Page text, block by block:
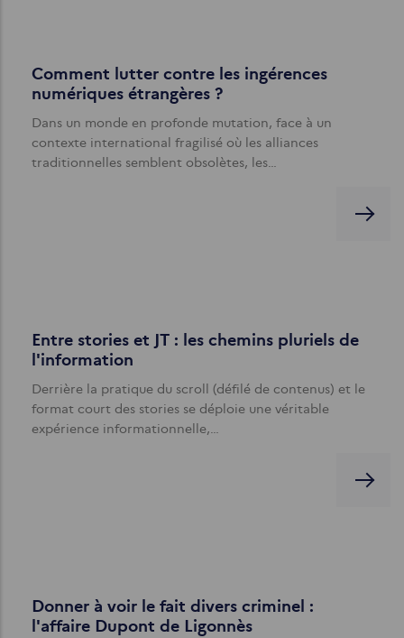
Comment lutter contre les ingérences
numériques étrangères ?
Dans un monde en profonde mutation, face à un
contexte international fragilisé où les alliances
traditionnelles semblent obsolètes, les…
Entre stories et JT : les chemins pluriels de
l'information
Derrière la pratique du scroll (défilé de contenus) et le
format court des stories se déploie une véritable
expérience informationnelle,…
Donner à voir le fait divers criminel :
l'affaire Dupont de Ligonnès